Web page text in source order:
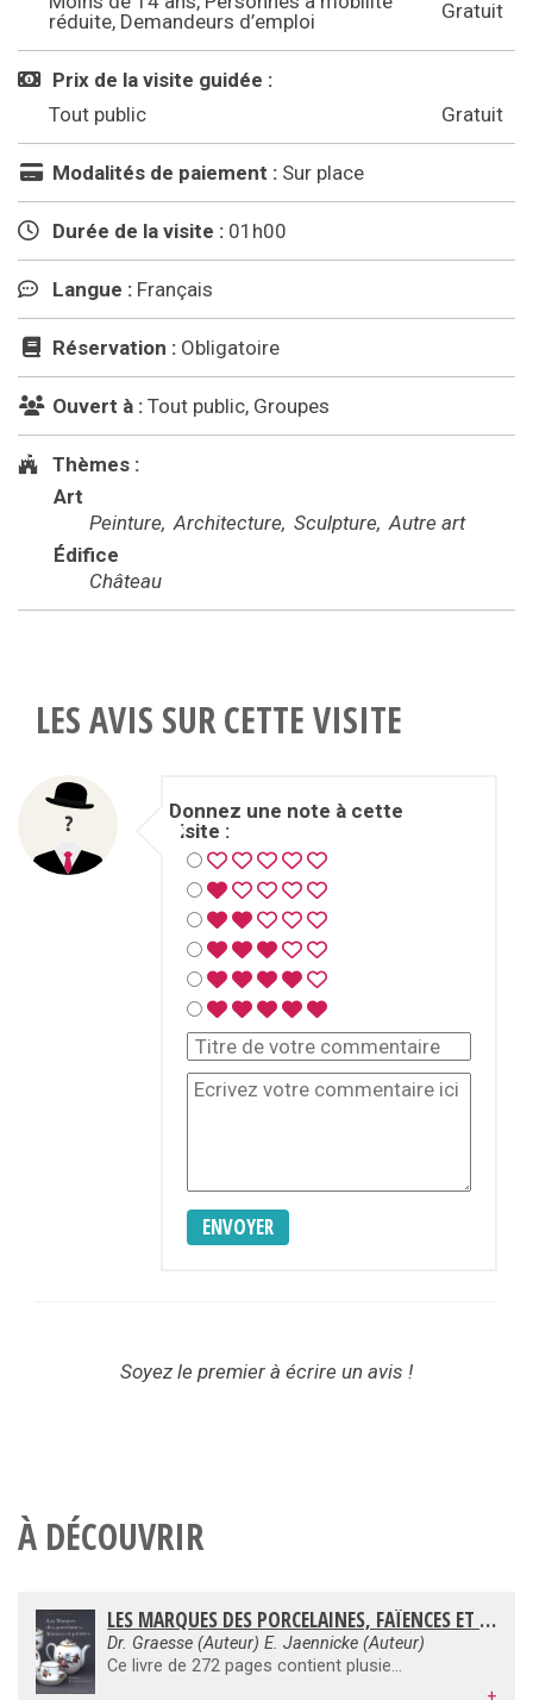
réduite, Demandeurs d’emploi
Gratuit
Prix de la visite guidée :
Tout public
Gratuit
Modalités de paiement : Sur place
Durée de la visite : 01h00
Langue : Français
Réservation : Obligatoire
Ouvert à : Tout public, Groupes
Thèmes :
Art
Peinture Architecture Sculpture Autre art
Édifice
Château
LES AVIS SUR CETTE VISITE
Donnez une note à cette
visite :
ENVOYER
Soyez le premier à écrire un avis !
À DÉCOUVRIR
LES MARQUES DES PORCELAINES, FAÏENCES ET POTERIES EUROPE, EXTRÊME-ORIENT
Dr. Graesse (Auteur) E. Jaennicke (Auteur)
Ce livre de 272 pages contient plusieurs milliers d'illustrations des marques et signatures des porcelaines faïences poteries et grès, de France, d'Europe et d'Extrême-Orient. Les marques et signatures sont triées par pays et par lettres et motifs. Un index des artistes, peintres et décorateurs complète cet ouvrage.